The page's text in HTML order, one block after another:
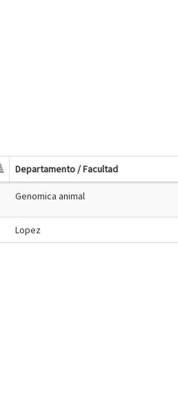
Departamento / Facultad
Genomica animal
Lopez